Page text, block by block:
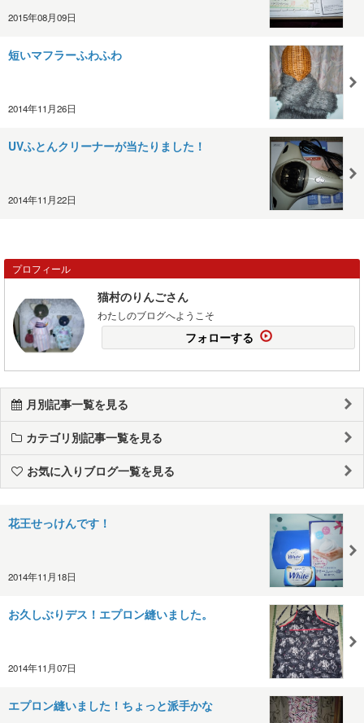
2015年08月09日
短いマフラーふわふわ
2014年11月26日
UVふとんクリーナーが当たりました！
2014年11月22日
プロフィール
猫村のりんごさん
わたしのブログへようこそ
フォローする
月別記事一覧を見る
カテゴリ別記事一覧を見る
お気に入りブログ一覧を見る
花王せっけんです！
2014年11月18日
お久しぶりデス！エプロン縫いました。
2014年11月07日
エプロン縫いました！ちょっと派手かな